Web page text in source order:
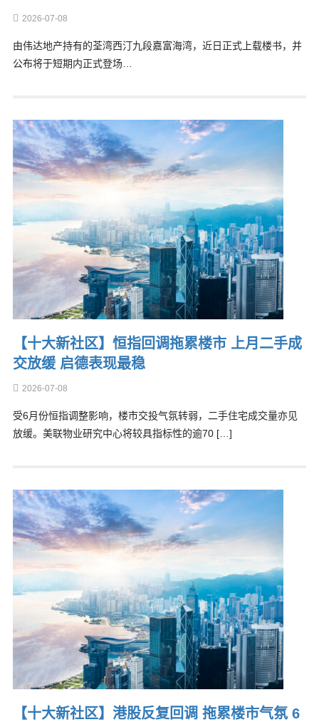
2026-07-08
由伟达地产持有的荃湾西汀九段嘉富海湾，近日正式上载楼书，并
公布将于短期内正式登场…
【十大新社区】恒指回调拖累楼市 上月二手成
交放缓 启德表现最稳
2026-07-08
受6月份恒指调整影响，楼市交投气氛转弱，二手住宅成交量亦见
放缓。美联物业研究中心将较具指标性的逾70 […]
【十大新社区】港股反复回调 拖累楼市气氛 6